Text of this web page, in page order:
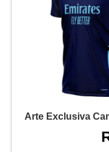
Arte Exclusiva